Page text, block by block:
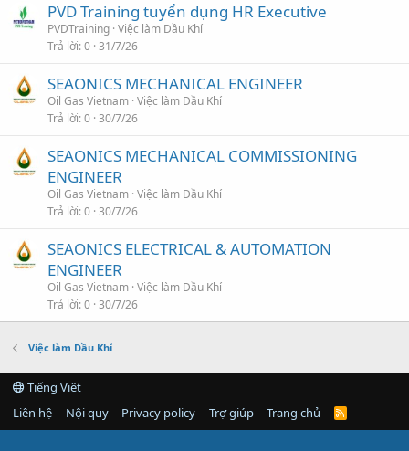
PVD Training tuyển dụng HR Executive
PVDTraining Việc làm Dầu Khí
Trả lời 0 31/7/26
SEAONICS MECHANICAL ENGINEER
Oil Gas Vietnam Việc làm Dầu Khí
Trả lời 0 30/7/26
SEAONICS MECHANICAL COMMISSIONING
ENGINEER
Oil Gas Vietnam Việc làm Dầu Khí
Trả lời 0 30/7/26
SEAONICS ELECTRICAL & AUTOMATION
ENGINEER
Oil Gas Vietnam Việc làm Dầu Khí
Trả lời 0 30/7/26
Việc làm Dầu Khí
Tiếng Việt
Liên hệ
Nội quy Privacy policy Trợ giúp Trang chủ
R